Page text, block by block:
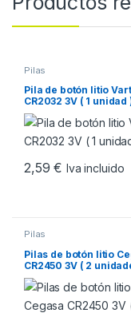
Pilas
Pila de botón litio
CR2032 3V ( 1 unidad
2,59€ Iva incluido
Pilas
Pilas de botón litio
CR2450 3V ( 2